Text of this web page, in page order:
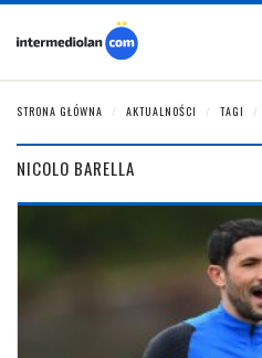
STRONA GŁÓWNA AKTUALNOŚCI TAGI
NICOLO BARELLA